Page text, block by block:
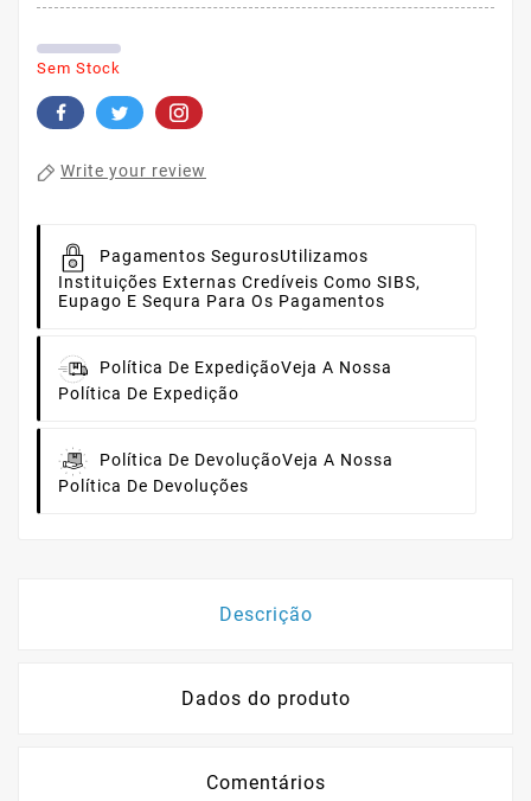
Sem Stock
Write your review
Pagamentos SegurosUtilizamos
Instituições Externas Credíveis Como SIBS,
Eupago E Sequra Para Os Pagamentos
Política De ExpediçãoVeja A Nossa
Política De Expedição
Política De DevoluçãoVeja A Nossa
Política De Devoluções
Descrição
Dados do produto
Comentários